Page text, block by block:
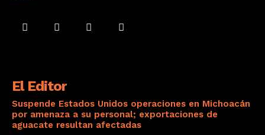
El Editor
Suspende Estados Unidos operaciones en Michoacán
por amenaza a su personal; exportaciones de
aguacate resultan afectadas